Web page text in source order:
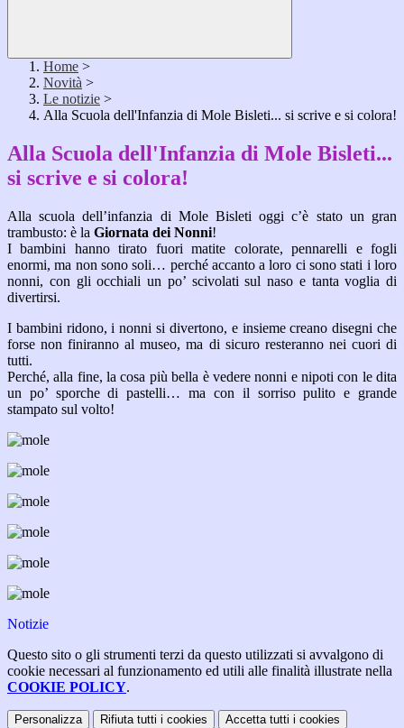
Home >
Novità >
Le notizie >
Alla Scuola dell'Infanzia di Mole Bisleti... si scrive e si colora!
Alla Scuola dell'Infanzia di Mole Bisleti...
si scrive e si colora!
Alla scuola dell’infanzia di Mole Bisleti oggi c’è stato un gran
trambusto: è la Giornata dei Nonni!
I bambini hanno tirato fuori matite colorate, pennarelli e fogli
enormi, ma non sono soli… perché accanto a loro ci sono stati i loro
nonni, con gli occhiali un po’ scivolati sul naso e tanta voglia di
divertirsi.
I bambini ridono, i nonni si divertono, e insieme creano disegni che
forse non finiranno al museo, ma di sicuro resteranno nei cuori di
tutti.
Perché, alla fine, la cosa più bella è vedere nonni e nipoti con le dita
un po’ sporche di pastelli… ma con il sorriso pulito e grande
stampato sul volto!
Notizie
Questo sito o gli strumenti terzi da questo utilizzati si avvalgono di
cookie necessari al funzionamento ed utili alle finalità illustrate nella
COOKIE POLICY.
Personalizza Rifiuta tutti i cookies Accetta tutti i cookies